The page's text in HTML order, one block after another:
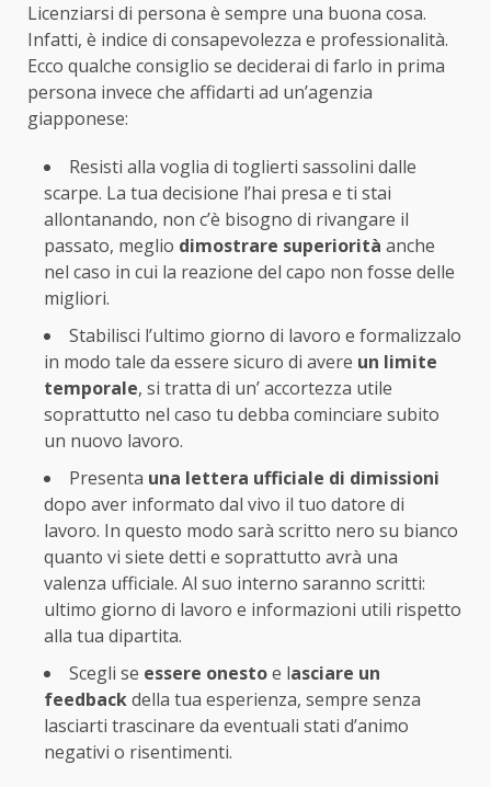
Licenziarsi di persona è sempre una buona cosa.
Infatti, è indice di consapevolezza e professionalità.
Ecco qualche consiglio se deciderai di farlo in prima
persona invece che affidarti ad un’agenzia
giapponese:
Resisti alla voglia di toglierti sassolini dalle
scarpe. La tua decisione l’hai presa e ti stai
allontanando, non c’è bisogno di rivangare il
passato, meglio dimostrare superiorità anche
nel caso in cui la reazione del capo non fosse delle
migliori.
Stabilisci l’ultimo giorno di lavoro e formalizzalo
in modo tale da essere sicuro di avere un limite
temporale, si tratta di un’ accortezza utile
soprattutto nel caso tu debba cominciare subito
un nuovo lavoro.
Presenta una lettera ufficiale di dimissioni
dopo aver informato dal vivo il tuo datore di
lavoro. In questo modo sarà scritto nero su bianco
quanto vi siete detti e soprattutto avrà una
valenza ufficiale. Al suo interno saranno scritti:
ultimo giorno di lavoro e informazioni utili rispetto
alla tua dipartita.
Scegli se essere onestoe lasciare un
feedbackdella tua esperienza, sempre senza
lasciarti trascinare da eventuali stati d’animo
negativi o risentimenti.